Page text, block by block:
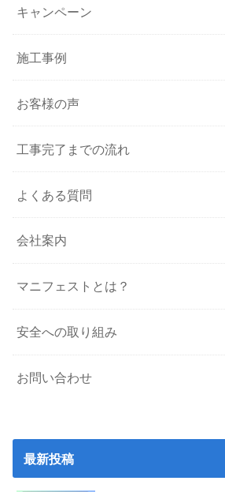
キャンペーン
施工事例
お客様の声
工事完了までの流れ
よくある質問
会社案内
マニフェストとは？
安全への取り組み
お問い合わせ
最新投稿